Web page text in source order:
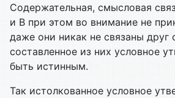
Содержательная, смысловая
и В при этом во внимание не
даже они никак не связаны друг
составленное из них условное
быть истинным.
Так истолкованное условное